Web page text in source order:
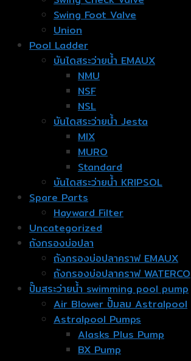
Swing Foot Valve
Union
Pool Ladder
บันไดสระว่ายน้ำ EMAUX
NMU
NSF
NSL
บันไดสระว่ายน้ำ Jesta
MIX
MURO
Standard
บันไดสระว่ายน้ำ KRIPSOL
Spare Parts
Hayward Filter
Uncategorized
ถังกรองบ่อปลา
ถังกรองบ่อปลาคราฟ EMAUX
ถังกรองบ่อปลาคราฟ WATERCO
ปั๊มสระว่ายน้ำ swimming pool pump
Air Blower ปั๊มลม Astralpool
Astralpool Pumps
Alasks Plus Pump
BX Pump